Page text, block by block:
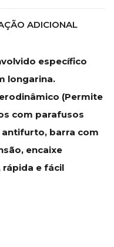
ADICIONAL
específico
longarina.
(Permite
com parafusos
antifurto, barra com
encaixe
e fácil